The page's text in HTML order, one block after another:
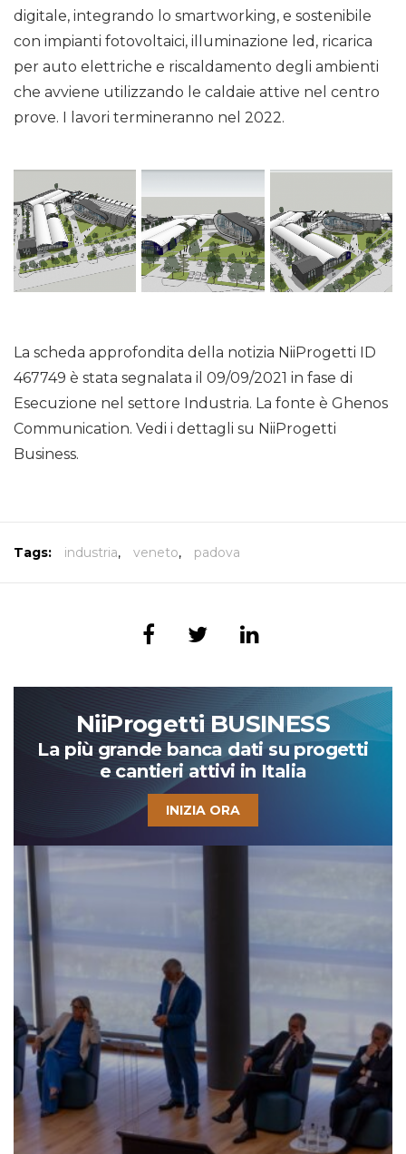
digitale, integrando lo smartworking, e sostenibile
con impianti fotovoltaici, illuminazione led, ricarica
per auto elettriche e riscaldamento degli ambienti
che avviene utilizzando le caldaie attive nel centro
prove. I lavori termineranno nel 2022.
La scheda approfondita della notizia NiiProgetti ID
467749 è stata segnalata il 09/09/2021 in fase di
Esecuzione nel settore Industria. La fonte è Ghenos
Communication. Vedi i dettagli su NiiProgetti
Business.
Tags: industria, veneto, padova
NiiProgetti BUSINESS
La più grande banca dati su progetti
e cantieri attivi in Italia
INIZIA ORA